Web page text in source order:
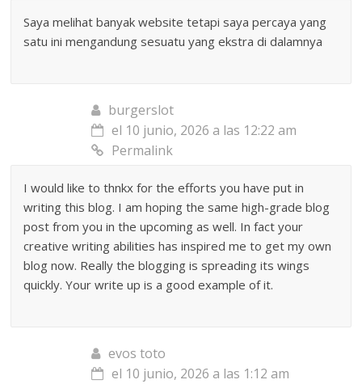
Saya melihat banyak website tetapi saya percaya yang
satu ini mengandung sesuatu yang ekstra di dalamnya
burgerslot
el 10 junio, 2026 a las 12:22 am
Permalink
I would like to thnkx for the efforts you have put in
writing this blog. I am hoping the same high-grade blog
post from you in the upcoming as well. In fact your
creative writing abilities has inspired me to get my own
blog now. Really the blogging is spreading its wings
quickly. Your write up is a good example of it.
evos toto
el 10 junio, 2026 a las 1:12 am